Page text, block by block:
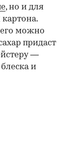
, но и для
можно
придаст
—
и